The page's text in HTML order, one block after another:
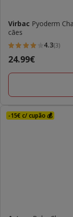
Virbac Pyoderm
cães
4.3
estrelas
com
avaliações
4.3(3)
Preço
24.99€
24.99€
-15€ c/ cupão 💰